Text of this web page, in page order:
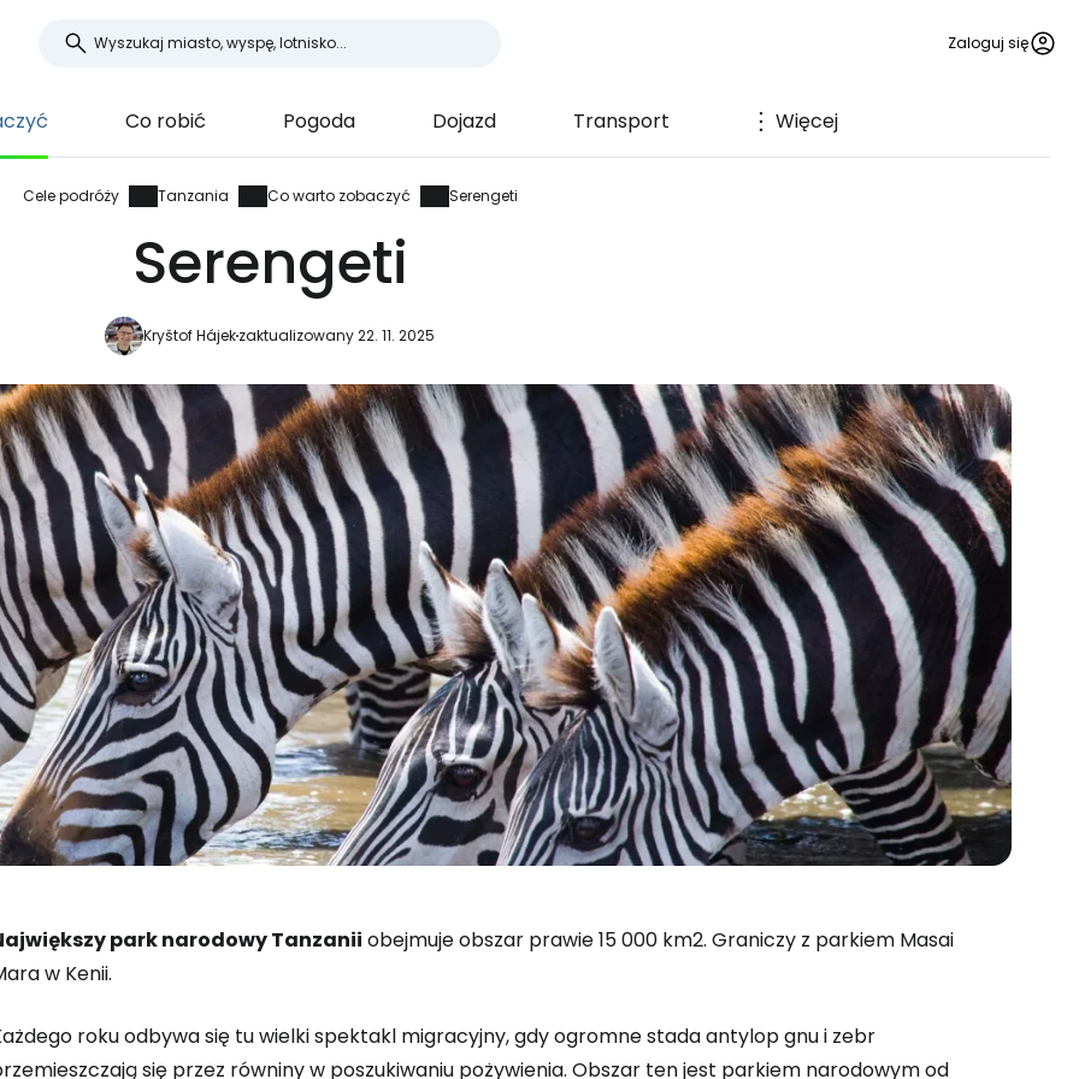
Zaloguj się
Co robić Pogoda Dojazd Transport Więcej
Cele podróży Tanzania Co warto zobaczyć Serengeti
Serengeti
Kryštof Hájekzaktualizowany 22. 11. 2025
park narodowy Tanzanii obejmuje obszar prawie 15 000 km2. Graniczy z parkiem Masai
w Kenii.
roku odbywa się tu wielki spektakl migracyjny, gdy ogromne stada antylop gnu i zebr
się przez równiny w poszukiwaniu pożywienia. Obszar ten jest parkiem narodowym od